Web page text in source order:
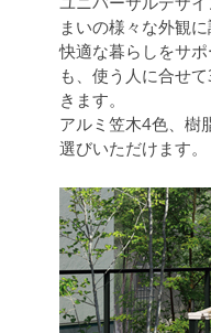
まいの様々な外観
快適な暮らしをサ
も、使う人に合せ
きます。
アルミ笠木4色、樹
選びいただけます。